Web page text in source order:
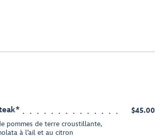
pommes de terre croustillante,
à l’ail et au citron
$45.00